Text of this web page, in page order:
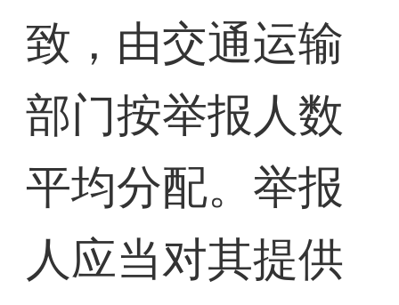
致，由交通运输
部门按举报人数
平均分配。举报
人应当对其提供